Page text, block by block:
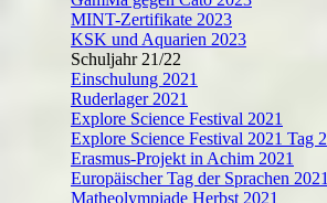
MINT-Zertifikate 2023
KSK und Aquarien 2023
Schuljahr 21/22
Einschulung 2021
Ruderlager 2021
Explore Science Festival 2021
Explore Science Festival 2021 Tag 2
Erasmus-Projekt in Achim 2021
Europäischer Tag der Sprachen 2021
Matheolympiade Herbst 2021